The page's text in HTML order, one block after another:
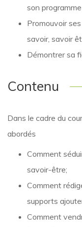
son
Promouvoir
savoir, savoir
Démontrer sa
Contenu
Dans le cadre du cours, les thèmes suivants seront
abordés
Comment
savoir-être;
Comment
supports
Comment